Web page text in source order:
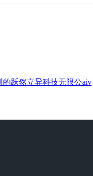
的跃然立异科技无限公aiv